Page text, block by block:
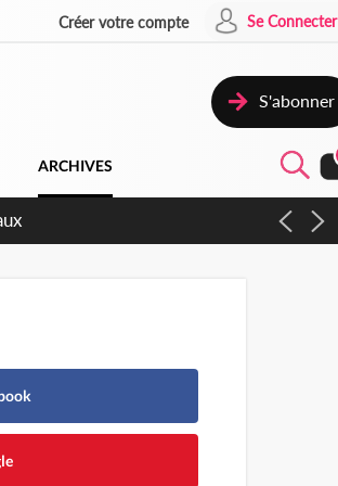
Créer votre compte Se Connecter
S'abonner
ARCHIVES
les réformes et les